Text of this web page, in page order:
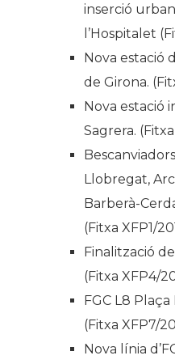
inserció
l’Hospitalet
Nova estació
de Girona.
Nova estació
Sagrera.
Llobregat,
Barberà-
(Fitxa XFP1/
Finalització
(Fitxa XFP4/
FGC L8 Plaça
(Fitxa XFP7/
Nova línia